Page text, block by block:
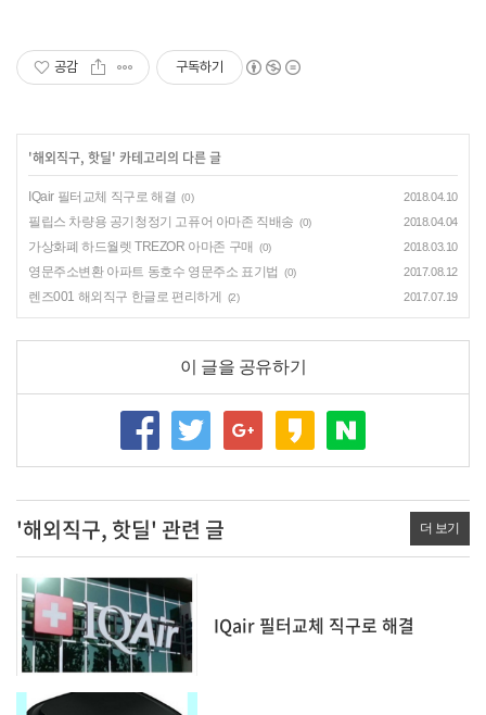
공감 구독하기
'해외직구, 핫딜' 카테고리의 다른 글
IQair 필터교체 직구로 해결 (0) 2018.04.10
필립스 차량용 공기청정기 고퓨어 아마존 직배송 (0) 2018.04.04
가상화폐 하드월렛 TREZOR 아마존 구매 (0) 2018.03.10
영문주소변환 아파트 동호수 영문주소 표기법 (0) 2017.08.12
렌즈001 해외직구 한글로 편리하게 (2) 2017.07.19
이 글을 공유하기
'해외직구, 핫딜' 관련 글 더 보기
IQair 필터교체 직구로 해결